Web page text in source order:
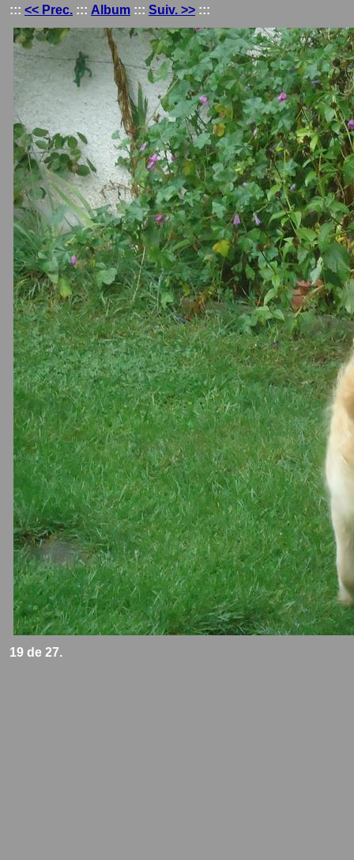
::: << Prec. ::: Album ::: Suiv. >> :::
19 de 27.